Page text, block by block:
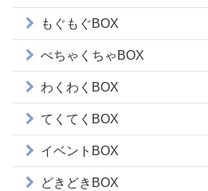
もぐもぐBOX
ぺちゃくちゃBOX
わくわくBOX
てくてくBOX
イベントBOX
どきどきBOX